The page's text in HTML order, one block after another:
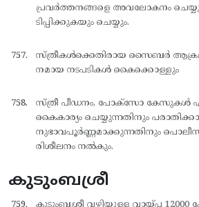
പ്രവര്‍ത്തനങ്ങളെ അവലോകനം
ടിപ്പിക്കുകയും ചെയ്യും.
സ്ത്രീകള്‍ക്കെതിരായ സൈബര്‍
നമായ നടപടികള്‍ കൈക്കൊള്ളും
സ്ത്രീ പീഡനം, പോക്സോ കേസുകള്‍
കൈകാര്യം ചെയ്യുന്നതിനും
നുഭാവപൂര്‍ണ്ണമാക്കുന്നതിനും
രിശീലനം നല്‍കും.
കുടുംബശ്രീ
കുടുംബശ്രീ വഴിയുള്ള വായ്പ 12000